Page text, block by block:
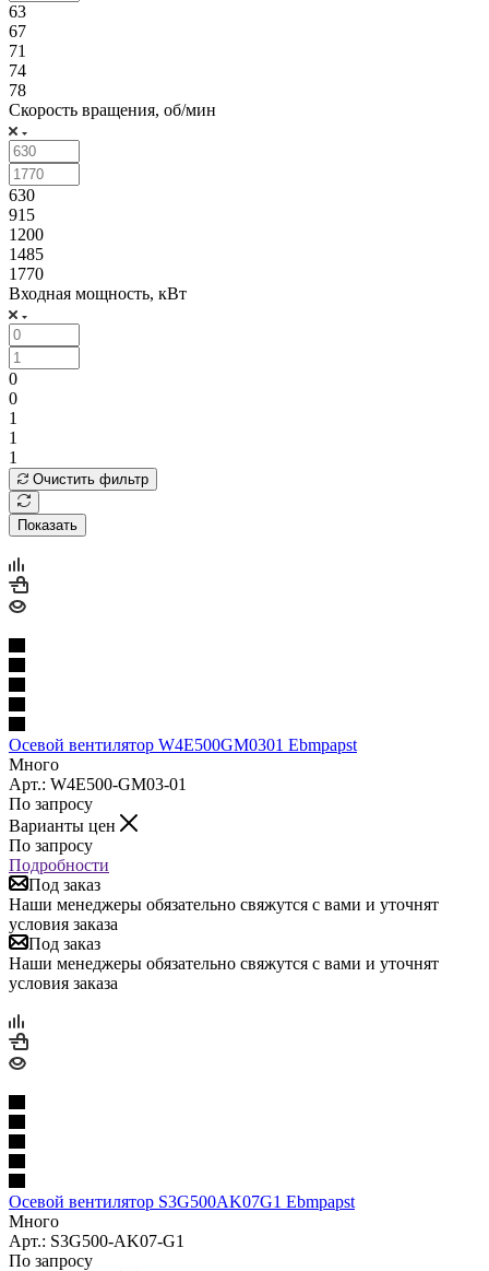
63
67
71
74
78
Скорость вращения, об/мин
630
915
1200
1485
1770
Входная мощность, кВт
0
0
1
1
1
Очистить фильтр
Показать
Осевой вентилятор W4E500GM0301 Ebmpapst
Много
Арт.: W4E500-GM03-01
По запросу
Варианты цен
По запросу
Подробности
Под заказ
Наши менеджеры обязательно свяжутся с вами и уточнят
условия заказа
Под заказ
Наши менеджеры обязательно свяжутся с вами и уточнят
условия заказа
Осевой вентилятор S3G500AK07G1 Ebmpapst
Много
Арт.: S3G500-AK07-G1
По запросу